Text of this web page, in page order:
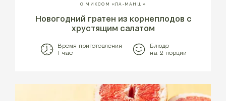
С МИКСОМ «ЛА-МАНШ»
Новогодний гратен из корнеплодов с
хрустящим салатом
Время приготовления
1 час
Блюдо
на 2 порции